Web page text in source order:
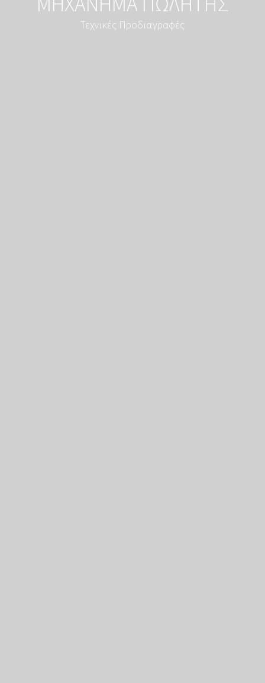
Τεχνικές Προδιαγραφές